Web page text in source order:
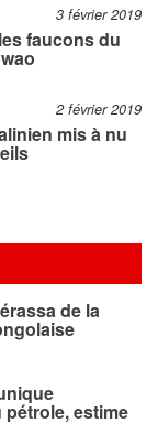
3 février 2019
faucons du
2 février 2019
mis à nu
de la
pétrole, estime